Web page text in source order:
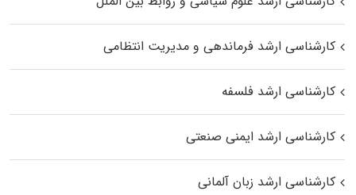
کارشناسی ارشد فرماندهی و مدیریت انتظامی
کارشناسی ارشد فلسفه
کارشناسی ارشد ایمنی صنعتی
کارشناسی ارشد زبان آلمانی